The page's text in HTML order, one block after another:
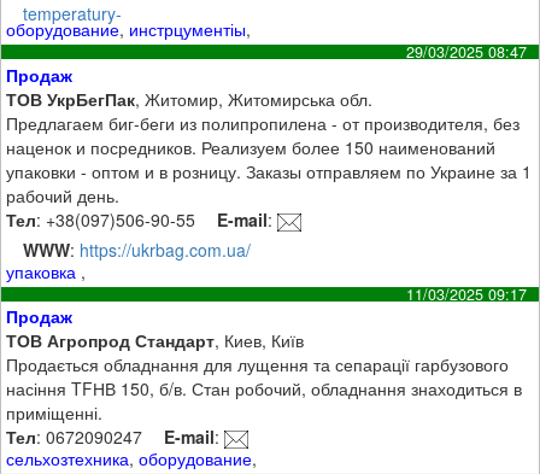
temperatury-
оборудование, инстрцументіы,
29/03/2025 08:47
Продаж
ТОВ УкрБегПак, Житомир, Житомирська обл.
Предлагаем биг-беги из полипропилена - от производителя, без
наценок и посредников. Реализуем более 150 наименований
упаковки - оптом и в розницу. Заказы отправляем по Украине за 1
рабочий день.
Тел: +38(097)506-90-55 E-mail:
WWW: https://ukrbag.com.ua/
упаковка ,
11/03/2025 09:17
Продаж
ТОВ Агропрод Стандарт, Киев, Київ
Продається обладнання для лущення та сепарації гарбузового
насіння TFНВ 150, б/в. Стан робочий, обладнання знаходиться в
приміщенні.
Тел: 0672090247 E-mail:
сельхозтехника,оборудование,